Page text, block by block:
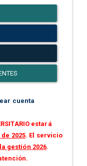
cuenta
estará
2025. El servicio
gestión 2026.